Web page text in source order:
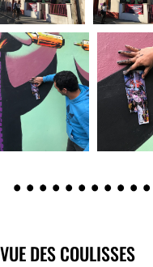
VUE DES COULISSES